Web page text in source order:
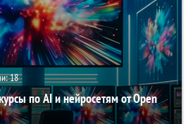
18
по AI и нейросетям от Open